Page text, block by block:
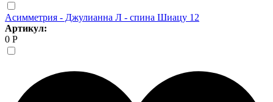
Асимметрия - Джулианна Л - спина Шиацу 12
Артикул:
0 Р